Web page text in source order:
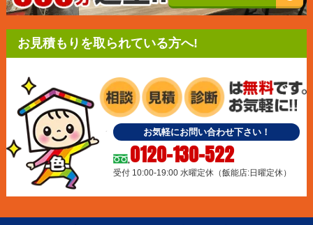
お見積もりを取られている方へ!
お気軽にお問い合わせ下さい！
0120-130-522
受付 10:00-19:00 水曜定休（飯能店:日曜定休）